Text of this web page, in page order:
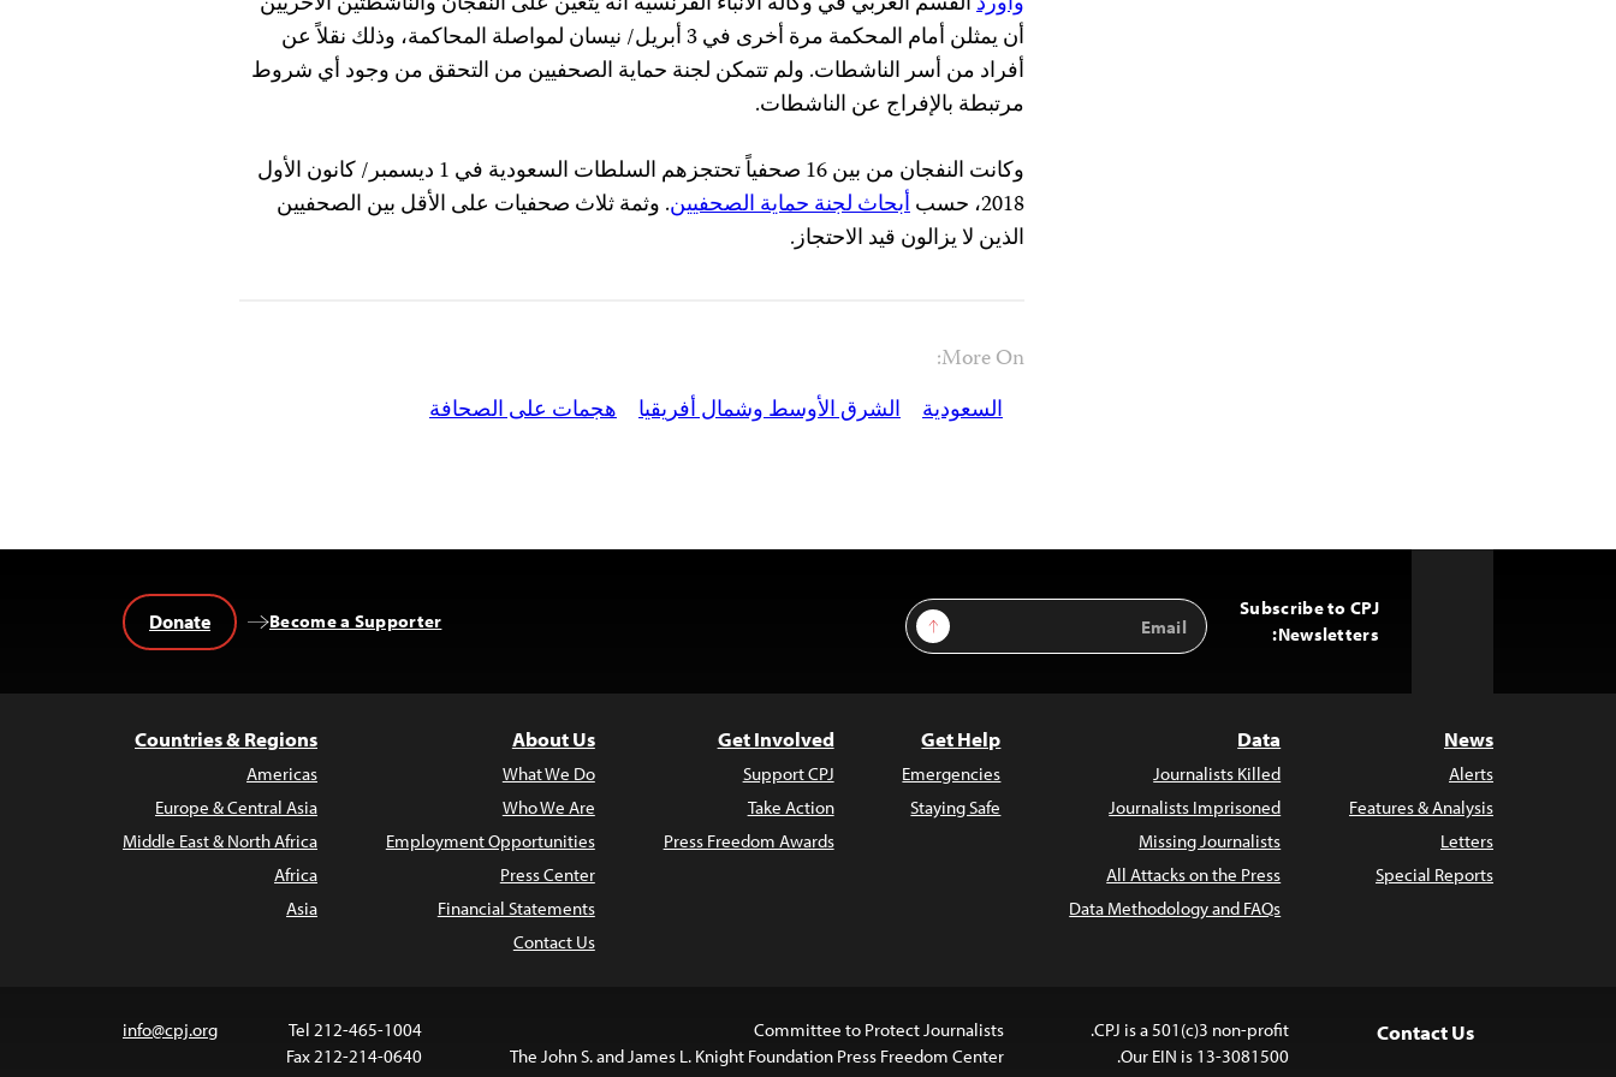
أن يمثلن أمام المحكمة مرة أخرى في 3 أبريل/ نيسان لمواصلة المحاكمة، وذلك نقلاً عن
أفراد من أسر الناشطات. ولم تتمكن لجنة حماية الصحفيين من التحقق من وجود أي شروط
مرتبطة بالإفراج عن الناشطات.
وكانت النفجان من بين 16 صحفياً تحتجزهم السلطات السعودية في 1 ديسمبر/ كانون الأول
2018، حسب
أبحاث لجنة حماية الصحفيين. وثمة ثلاث صحفيات على الأقل بين الصحفيين
الذين لا يزالون قيد الاحتجاز.
More On:
السعودية
الشرق الأوسط وشمال أفريقيا هجمات على الصحافة
Subscribe to CPJ
Newsletters:
Email
Address
Sign Up
Become a Supporter
Donate
News
Alerts
Features & Analysis
Letters
Special Reports
Data
Journalists Killed
Journalists Imprisoned
Missing Journalists
All Attacks on the Press
Data Methodology and FAQs
Get Help
Emergencies
Staying Safe
Get Involved
Support CPJ
Take Action
Press Freedom Awards
About Us
What We Do
Who We Are
Employment Opportunities
Press Center
Financial Statements
Contact Us
Countries & Regions
Americas
Europe & Central Asia
Middle East & North Africa
Africa
Asia
Contact Us
CPJ is a 501(c)3 non-profit.
Our EIN is 13-3081500.
Committee to Protect Journalists
The John S. and James L. Knight Foundation Press Freedom Center
Tel 212-465-1004
Fax 212-214-0640
info@cpj.org